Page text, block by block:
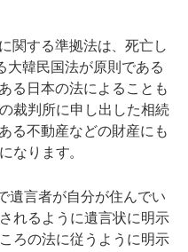
関する準拠法は、死亡し
大韓民国法が原則である
る日本の法によることも
裁判所に申し出した相続
る不動産などの財産にも
なります。
遺言者が自分が住んでい
れるように遺言状に明示
ろの法に従うように明示